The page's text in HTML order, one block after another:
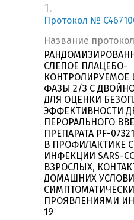
1.
Протокол №
Название
СЛЕПОЕ ПЛАЦЕБО-
КОНТРОЛИРУЕМОЕ
ФАЗЫ 2/3 С
ДЛЯ ОЦЕНКИ
ЭФФЕКТИВНОСТИ
ПЕРОРАЛЬНОГО
ПРЕПАРАТА PF-
В ПРОФИЛАКТИКЕ
ИНФЕКЦИИ SARS-
ВЗРОСЛЫХ,
ДОМАШНИХ
ПРОЯВЛЕНИЯМИ
19